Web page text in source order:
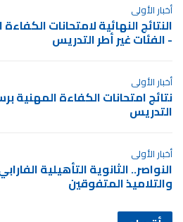
أخبار الأولى
- الفئات غير أطر التدريس
أخبار الأولى
التدريس
أخبار الأولى
النواصر.. الثانوية التأهيلية
والتلاميذ المتفوقين